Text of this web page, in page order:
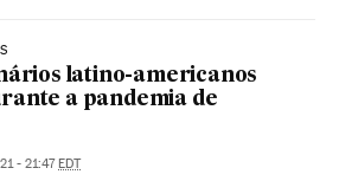
latino-americanos
a pandemia de
- 21:47 EDT